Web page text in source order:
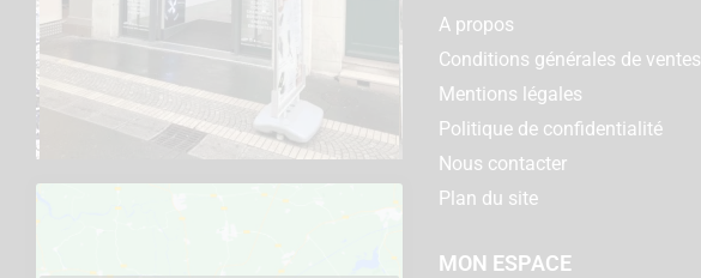
A propos
Conditions générales de ventes
Mentions légales
Politique de confidentialité
Nous contacter
Plan du site
MON ESPACE